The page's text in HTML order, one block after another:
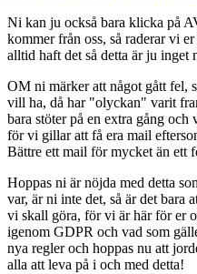
Ni kan ju också bara klicka på
kommer från oss, så raderar vi
alltid haft det så detta är ju inget
OM ni märker att något gått
vill ha, då har "olyckan" varit
bara stöter på en extra gång
för vi gillar att få era mail
Bättre ett mail för mycket än ett
Hoppas ni är nöjda med detta
var, är ni inte det, så är det bara
vi skall göra, för vi är här för er
igenom GDPR och vad som
nya regler och hoppas nu att
alla att leva på i och med detta!